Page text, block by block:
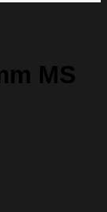
MS